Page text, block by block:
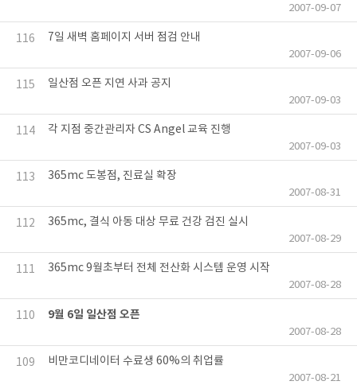
2007-09-07
116 7일 새벽 홈페이지 서버 점검 안내
2007-09-06
115 일산점 오픈 지연 사과 공지
2007-09-03
114 각 지점 중간관리자 CS Angel 교육 진행
2007-09-03
113 365mc 도봉점, 진료실 확장
2007-08-31
112 365mc, 결식 아동 대상 무료 건강 검진 실시
2007-08-29
111 365mc 9월초부터 전체 전산화 시스템 운영 시작
2007-08-28
110 9월 6일 일산점 오픈
2007-08-28
109 비만코디네이터 수료생 60%의 취업률
2007-08-21